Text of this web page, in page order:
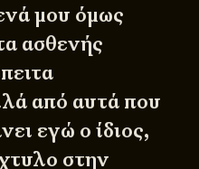
μου όμως
ασθενής
από αυτά που
εγώ ο ίδιος,
στην